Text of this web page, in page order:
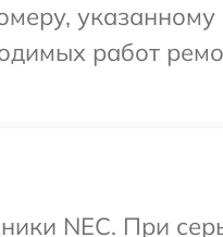
указанному
работ
NEC. При